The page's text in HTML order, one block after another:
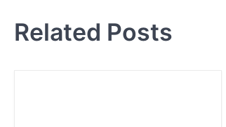
iRelated Posts